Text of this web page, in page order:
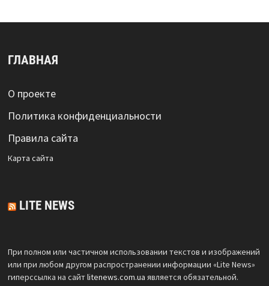
ГЛАВНАЯ
О проекте
Политика конфиденциальности
Правила сайта
Карта сайта
LITE NEWS
При полном или частичном использовании текстов и изображений
или при любом другом распространении информации «Lite News»
гиперссылка на сайтlitenews.com.ua является обязательной.